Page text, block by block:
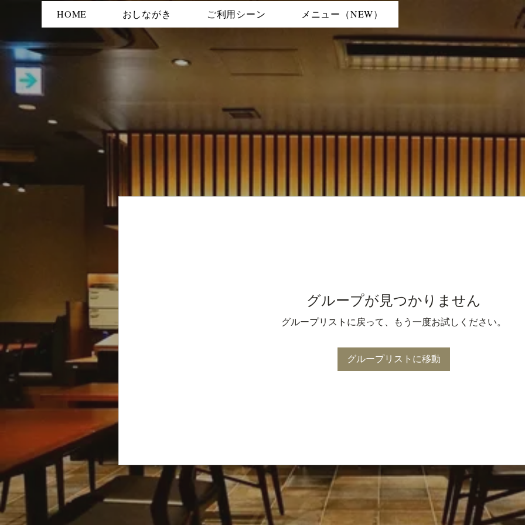
HOME おしながき ご利用シーン メニュー（NEW）
グループが見つかりません
グループリストに戻って、もう一度お試しください。
グループリストに移動